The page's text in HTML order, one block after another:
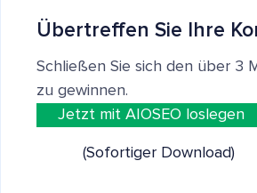
Übertreffen Sie Ihre
Schließen Sie sich den über 3
zu gewinnen.
Jetzt mit AIOSEO loslegen
(Sofortiger Download)